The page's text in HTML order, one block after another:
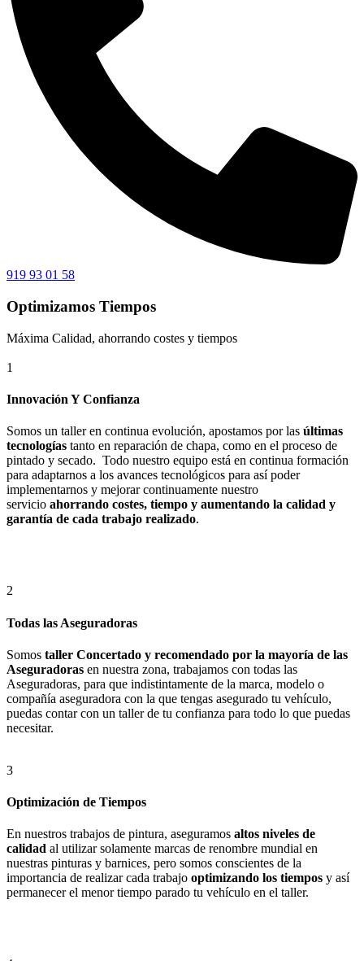
919 93 01 58
Optimizamos Tiempos
Máxima Calidad, ahorrando costes y tiempos
1
Innovación Y Confianza
Somos un taller en continua evolución, apostamos por las últimas
tecnologías tanto en reparación de chapa, como en el proceso de
pintado y secado. Todo nuestro equipo está en continua formación
para adaptarnos a los avances tecnológicos para así poder
implementarnos y mejorar continuamente nuestro
servicio ahorrando costes, tiempo y aumentando la calidad y
garantía de cada trabajo realizado.
2
Todas las Aseguradoras
Somos taller Concertado y recomendado por la mayoría de las
Aseguradoras en nuestra zona, trabajamos con todas las
Aseguradoras, para que indistintamente de la marca, modelo o
compañía aseguradora con la que tengas asegurado tu vehículo,
puedas contar con un taller de tu confianza para todo lo que puedas
necesitar.
3
Optimización de Tiempos
En nuestros trabajos de pintura, aseguramos altos niveles de
calidad al utilizar solamente marcas de renombre mundial en
nuestras pinturas y barnices, pero somos conscientes de la
importancia de realizar cada trabajo optimizando los tiempos y así
permanecer el menor tiempo parado tu vehículo en el taller.